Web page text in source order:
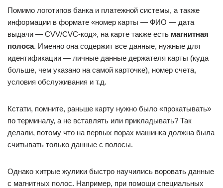
Помимо логотипов банка и платежной системы, а также
информации в формате «номер карты — ФИО — дата
выдачи — CVV/CVC-код», на карте также есть магнитная
полоса. Именно она содержит все данные, нужные для
идентификации — личные данные держателя карты (куда
больше, чем указано на самой карточке), номер счета,
условия обслуживания и т.д.
Кстати, помните, раньше карту нужно было «прокатывать»
по терминалу, а не вставлять или прикладывать? Так
делали, потому что на первых порах машинка должна была
считывать только данные с полосы.
Однако хитрые жулики быстро научились воровать данные
с магнитных полос. Например, при помощи специальных